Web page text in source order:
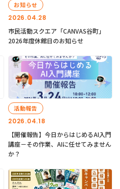
2026.04.28
お知らせ
市民活動スクエア「CANVAS谷町」
2026年度休館日のお知らせ
2026.04.18
活動報告
【開催報告】今日からはじめるAI入門
講座－その作業、AIに任せてみません
か？